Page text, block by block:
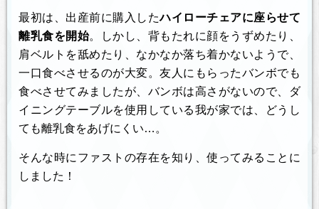
最初は、出産前に購入したハイローチェアに座らせて
離乳食を開始。しかし、背もたれに顔をうずめたり、
肩ベルトを舐めたり、なかなか落ち着かないようで、
一口食べさせるのが大変。友人にもらったバンボでも
食べさせてみましたが、バンボは高さがないので、ダ
イニングテーブルを使用している我が家では、どうし
ても離乳食をあげにくい…。
そんな時にファストの存在を知り、使ってみることに
しました！